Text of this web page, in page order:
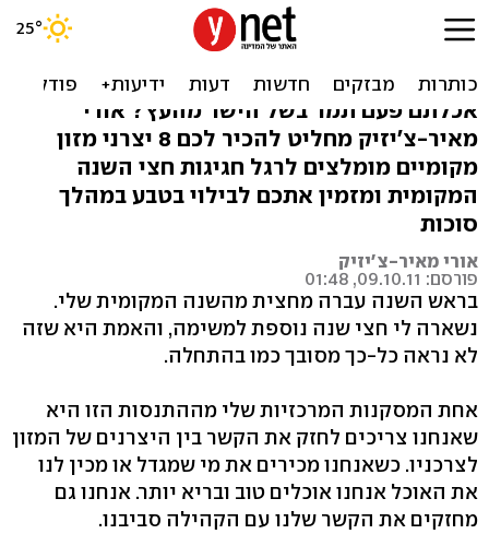
מי גידל את האוכל שלי?
מבקרים יצרנים מקומיים
אכלתם פעם תמר בשל הישר מהעץ? אורי
מאיר-צ'יזיק מחליט להכיר לכם 8 יצרני מזון
מקומיים מומלצים לרגל חגיגות חצי השנה
המקומית ומזמין אתכם לבילוי בטבע במהלך
סוכות
אורי מאיר-צ'יזיק
פורסם: 09.10.11, 01:48
בראש השנה עברה מחצית מהשנה המקומית שלי.
נשארה לי חצי שנה נוספת למשימה, והאמת היא שזה
לא נראה כל-כך מסובך כמו בהתחלה.
אחת המסקנות המרכזיות שלי מההתנסות הזו היא
שאנחנו צריכים לחזק את הקשר בין היצרנים של המזון
לצרכניו. כשאנחנו מכירים את מי שמגדל או מכין לנו
את האוכל אנחנו אוכלים טוב ובריא יותר. אנחנו גם
מחזקים את הקשר שלנו עם הקהילה סביבנו.